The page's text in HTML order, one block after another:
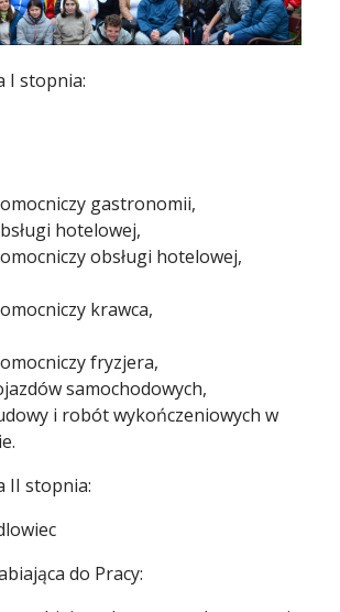
I stopnia:
gastronomii,
hotelowej,
obsługi hotelowej,
krawca,
fryzjera,
samochodowych,
i robót wykończeniowych w
II stopnia:
do Pracy: